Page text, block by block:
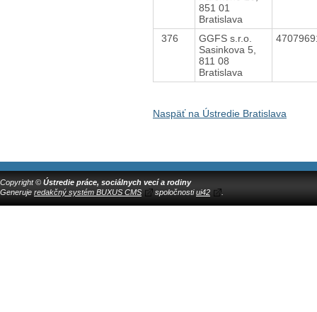
851 01
Bratislava
376
GGFS s.r.o.
Sasinkova 5,
811 08
Bratislava
Naspäť na Ústredie Bratislava
Copyright © Ústredie práce, sociálnych vecí a rodiny
Generuje redakčný systém BUXUS CMS spoločnostiui42